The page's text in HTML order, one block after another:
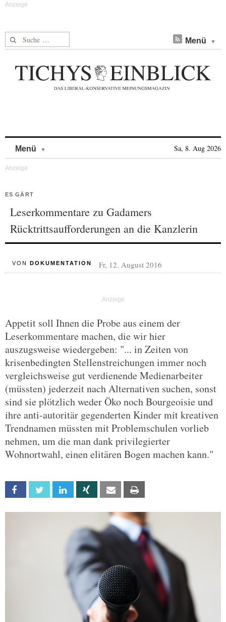
Suche nach: Menü
Menü Sa, 8. Aug 2026
ES GÄRT
Leserkommentare zu Gadamers
Rücktrittsaufforderungen an die Kanzlerin
VON DOKUMENTATION Fr, 12. August 2016
Appetit soll Ihnen die Probe aus einem der
Leserkommentare machen, die wir hier
auszugsweise wiedergeben: "... in Zeiten von
krisenbedingten Stellenstreichungen immer noch
vergleichsweise gut verdienende Medienarbeiter
(müssten) jederzeit nach Alternativen suchen, sonst
sind sie plötzlich weder Öko noch Bourgeoisie und
ihre anti-autoritär gegenderten Kinder mit kreativen
Trendnamen müssten mit Problemschulen vorlieb
nehmen, um die man dank privilegierter
Wohnortwahl, einen elitären Bogen machen kann."
Facebook Twitter Linkedin Xing Email